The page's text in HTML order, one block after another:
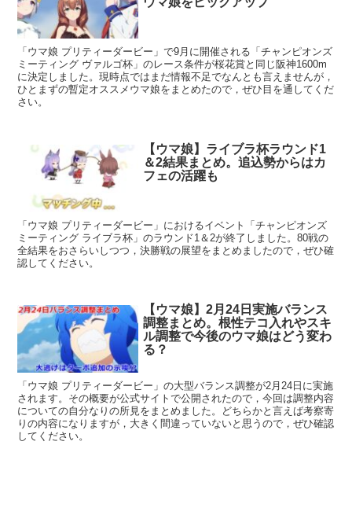
「ウマ娘 プリティーダービー」で9月に開催される「チャンピオンズ
ミーティング ヴァルゴ杯」のレース条件が桜花賞と同じ阪神1600m
に決定しました。現時点ではまだ情報不足でなんとも言えませんが，
ひとまずの暫定オススメウマ娘をまとめたので，ぜひ目を通してくだ
さい。
【ウマ娘】ライブラ杯ラウンド1
＆2結果まとめ。追込勢からはカ
フェの活躍も
「ウマ娘 プリティーダービー」におけるイベント「チャンピオンズ
ミーティング ライブラ杯」のラウンド1＆2が終了しました。80戦の
全結果をおさらいしつつ，決勝戦の展望をまとめましたので，ぜひ確
認してください。
【ウマ娘】2月24日実施バランス
調整まとめ。根性テコ入れやスキ
ル調整で今後のウマ娘はどう変わ
る？
「ウマ娘 プリティーダービー」の大型バランス調整が2月24日に実施
されます。その概要が公式サイトで公開されたので，今回は調整内容
についての自分なりの所見をまとめました。どちらかと言えば考察寄
りの内容になりますが，大きく間違っていないと思うので，ぜひ確認
してください。